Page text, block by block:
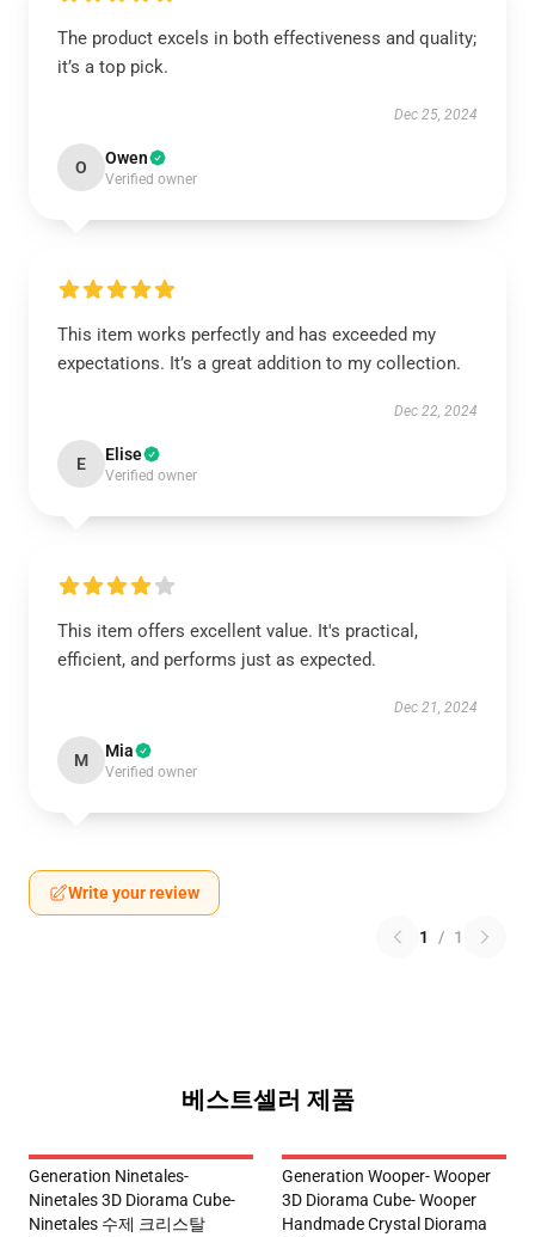
The product excels in both effectiveness and quality;
it’s a top pick.
Dec 25, 2024
O Owen
Verified owner
This item works perfectly and has exceeded my
expectations. It’s a great addition to my collection.
Dec 22, 2024
E Elise
Verified owner
This item offers excellent value. It's practical,
efficient, and performs just as expected.
Dec 21, 2024
M Mia
Verified owner
Write your review
1 / 1
베스트셀러 제품
Generation Ninetales-
Ninetales 3D Diorama Cube-
Ninetales 수제 크리스탈
Generation Wooper- Wooper
3D Diorama Cube- Wooper
Handmade Crystal Diorama